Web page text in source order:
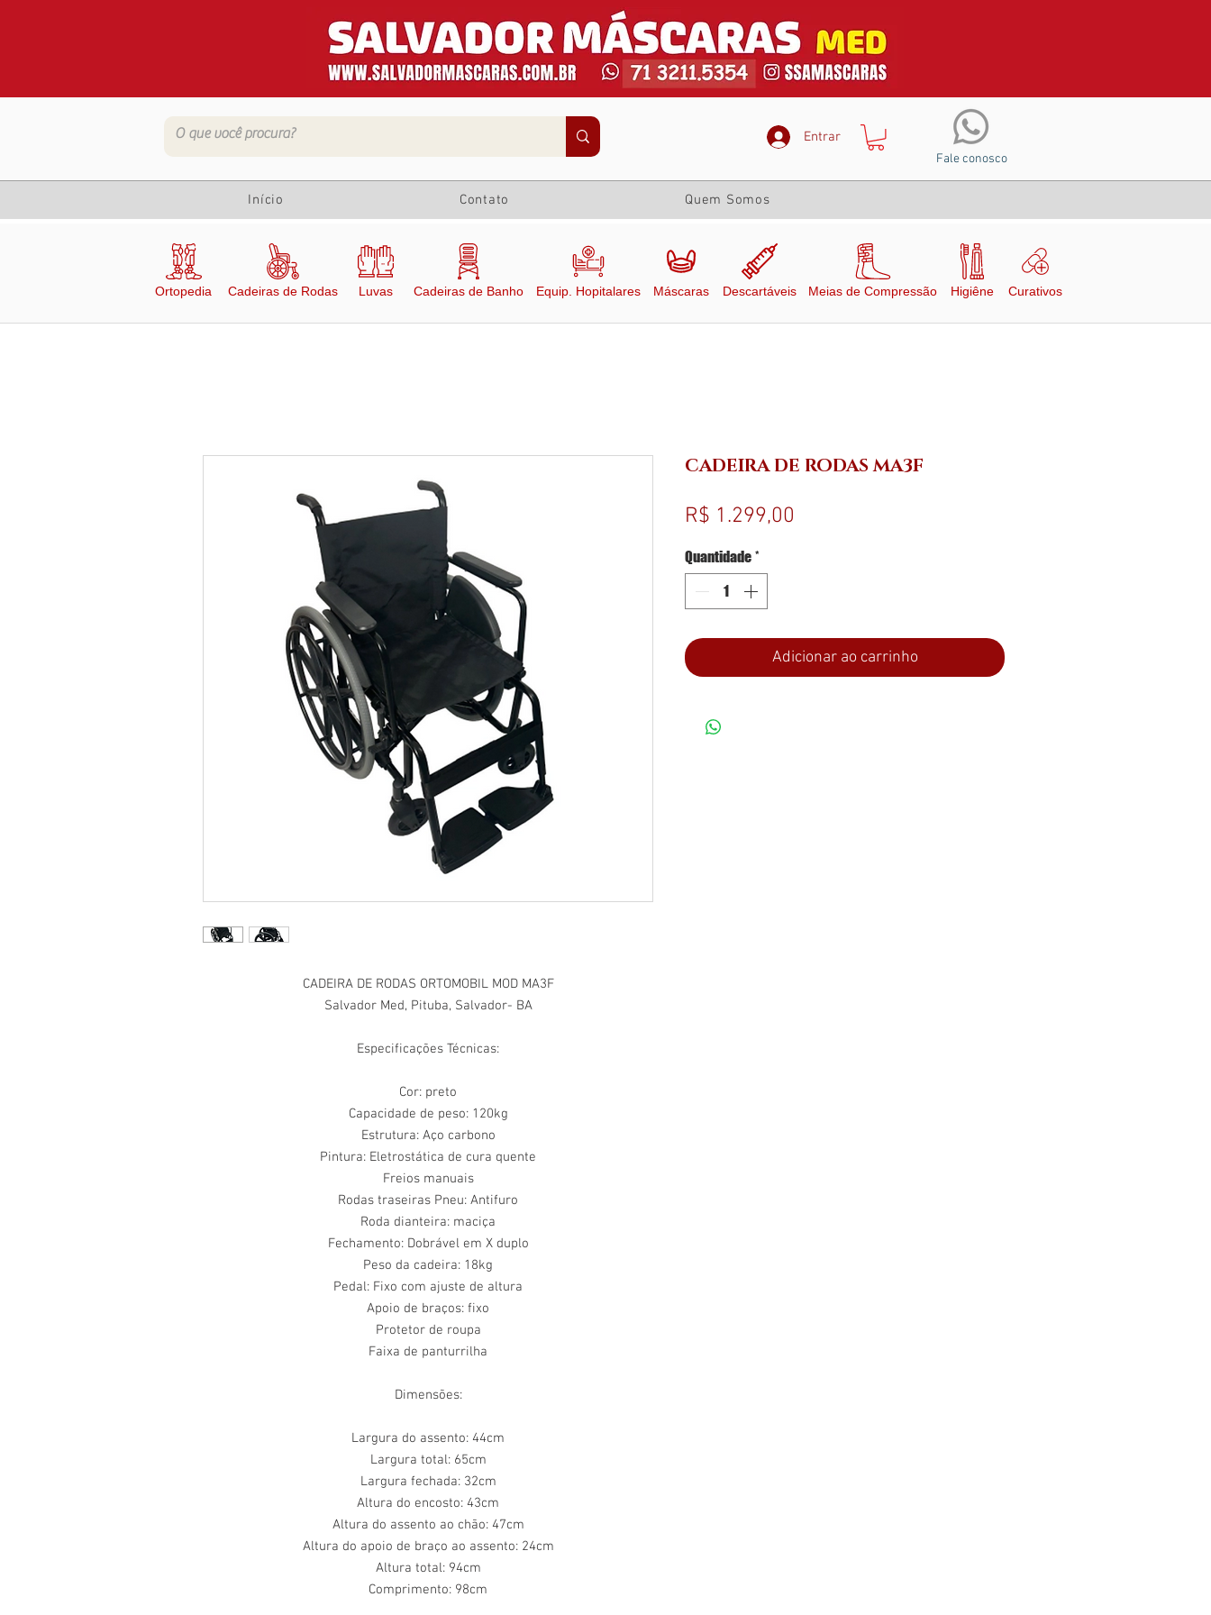
Início Contato Quem Somos
Entrar
Fale conosco
Ortopedia Cadeiras de Rodas Luvas Cadeiras de Banho Equip. Hopitalares Máscaras Descartáveis Meias de Compressão Higiêne Curativos
CADEIRA DE RODAS ORTOMOBIL MOD MA3F
Salvador Med, Pituba, Salvador- BA
Especificações Técnicas:
Cor: preto
Capacidade de peso: 120kg
Estrutura: Aço carbono
Pintura: Eletrostática de cura quente
Freios manuais
Rodas traseiras Pneu: Antifuro
Roda dianteira: maciça
Fechamento: Dobrável em X duplo
Peso da cadeira: 18kg
Pedal: Fixo com ajuste de altura
Apoio de braços: fixo
Protetor de roupa
Faixa de panturrilha
Dimensões:
Largura do assento: 44cm
Largura total: 65cm
Largura fechada: 32cm
Altura do encosto: 43cm
Altura do assento ao chão: 47cm
Altura do apoio de braço ao assento: 24cm
Altura total: 94cm
Comprimento: 98cm
CADEIRA DE RODAS MA3F
R$ 1.299,00
Quantidade *
Adicionar ao carrinho